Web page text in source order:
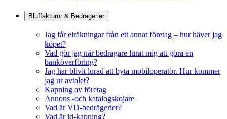
Bluffakturor & Bedrägerier
Jag får elräkningar från ett annat företag – hur häver jag
köpet?
Vad gör jag när bedragare lurat mig att göra en
banköverföring?
Jag har blivit lurad att byta mobiloperatör. Hur kommer
jag ur avtalet?
Kapning av företag
Annons -och katalogskojare
Vad är VD-bedrägerier?
Vad är id-kapning?